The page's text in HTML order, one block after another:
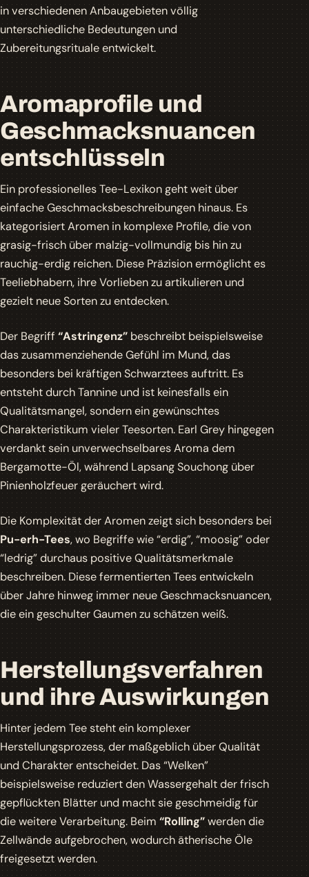
in verschiedenen Anbaugebieten völlig
unterschiedliche Bedeutungen und
Zubereitungsrituale entwickelt.
Aromaprofile und
Geschmacksnuancen
entschlüsseln
Ein professionelles Tee-Lexikon geht weit über
einfache Geschmacksbeschreibungen hinaus. Es
kategorisiert Aromen in komplexe Profile, die von
grasig-frisch übermalzig-vollmundig bis hin zu
rauchig-erdig reichen. Diese Präzision ermöglicht es
Teeliebhabern, ihre Vorlieben zu artikulieren und
gezielt neue Sorten zu entdecken.
Der Begriff“Astringenz”beschreibt beispielsweise
das zusammenziehende Gefühl im Mund, das
besonders bei kräftigen Schwarztees auftritt. Es
entsteht durch Tannine und ist keinesfalls ein
Qualitätsmangel, sondern ein gewünschtes
Charakteristikum vieler Teesorten.Earl Grey hingegen
verdankt sein unverwechselbares Aroma dem
Bergamotte-Öl, während Lapsang Souchongüber
Pinienholzfeuer geräuchert wird.
Die Komplexität der Aromen zeigt sich besonders bei
Pu-erh-Tees, wo Begriffe wie“erdig”,“moosig”oder
“ledrig”durchaus positive Qualitätsmerkmale
beschreiben. Diese fermentierten Tees entwickeln
über Jahre hinweg immer neue Geschmacksnuancen,
die ein geschulter Gaumen zu schätzen weiß.
Herstellungsverfahren
und ihre Auswirkungen
Hinter jedem Tee steht ein komplexer
Herstellungsprozess, der maßgeblich über Qualität
und Charakter entscheidet. Das“Welken”
beispielsweise reduziert den Wassergehalt der frisch
gepflückten Blätter und macht sie geschmeidig für
die weitere Verarbeitung. Beim“Rolling”werden die
Zellwände aufgebrochen, wodurch ätherische Öle
freigesetzt werden.